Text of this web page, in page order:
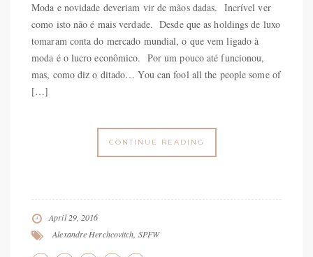
Moda e novidade deveriam vir de mãos dadas. Incrível ver
como isto não é mais verdade. Desde que as holdings de luxo
tomaram conta do mercado mundial, o que vem ligado à
moda é o lucro econômico. Por um pouco até funcionou,
mas, como diz o ditado… You can fool all the people some of
[…]
CONTINUE READING
April 29, 2016
Alexandre Herchcovitch, SPFW